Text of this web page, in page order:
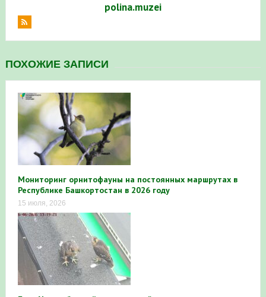
polina.muzei
ПОХОЖИЕ ЗАПИСИ
Мониторинг орнитофауны на постоянных маршрутах в
Республике Башкортостан в 2026 году
15 июля, 2026